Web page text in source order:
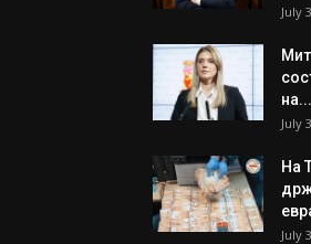
July
на...
July
На
July